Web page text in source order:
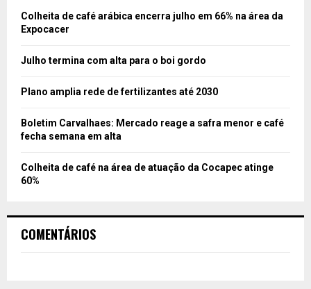
Colheita de café arábica encerra julho em 66% na área da
Expocacer
Julho termina com alta para o boi gordo
Plano amplia rede de fertilizantes até 2030
Boletim Carvalhaes: Mercado reage a safra menor e café
fecha semana em alta
Colheita de café na área de atuação da Cocapec atinge
60%
COMENTÁRIOS